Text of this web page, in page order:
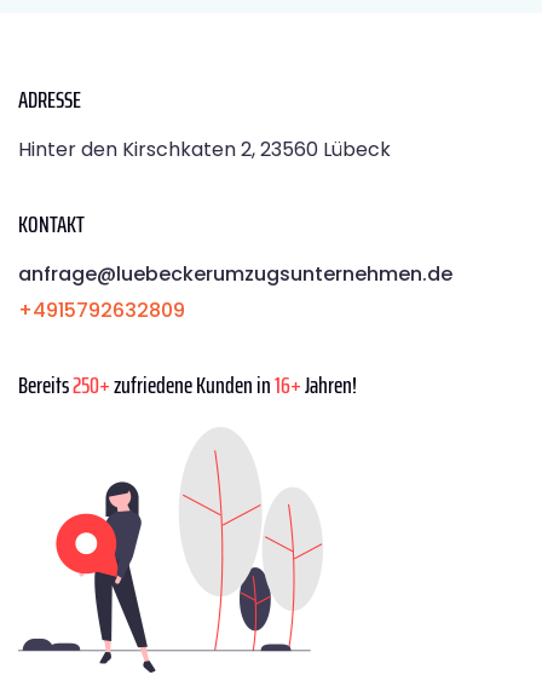
ADRESSE
Hinter den Kirschkaten 2, 23560 Lübeck
KONTAKT
anfrage@luebeckerumzugsunternehmen.de
+4915792632809
Bereits250+zufriedene Kunden in16+Jahren!